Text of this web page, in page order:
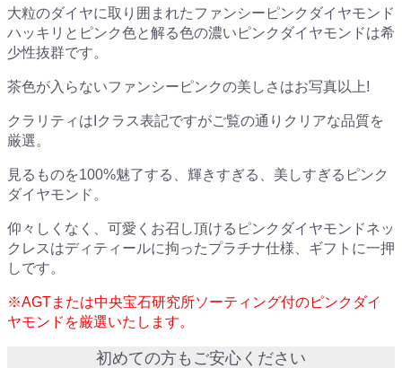
大粒のダイヤに取り囲まれたファンシーピンクダイヤモンド
ハッキリとピンク色と解る色の濃いピンクダイヤモンドは希
少性抜群です。
茶色が入らないファンシーピンクの美しさはお写真以上!
クラリティはIクラス表記ですがご覧の通りクリアな品質を
厳選。
見るものを100%魅了する、輝きすぎる、美しすぎるピンク
ダイヤモンド。
仰々しくなく、可愛くお召し頂けるピンクダイヤモンドネッ
クレスはディティールに拘ったプラチナ仕様、ギフトに一押
しです。
※AGTまたは中央宝石研究所ソーティング付のピンクダイ
ヤモンドを厳選いたします。
初めての方もご安心ください